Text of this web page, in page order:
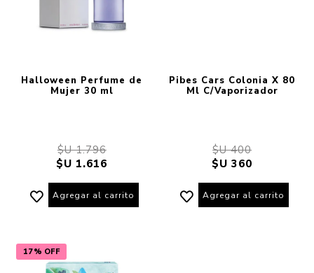
Halloween Perfume de
Mujer 30 ml
$U 1.796
$U 1.616
Agregar al carrito
Pibes Cars Colonia X 80
Ml C/Vaporizador
$U 400
$U 360
Agregar al carrito
17% OFF